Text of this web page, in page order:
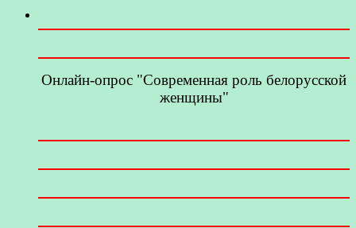
Онлайн-опрос "Современная роль белорусской
женщины"